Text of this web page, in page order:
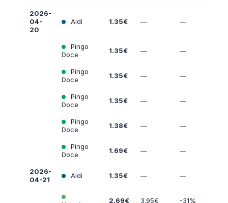
2026-
04-
20
Aldi 1.35€ — —
Pingo
Doce
1.35€ — —
Pingo
Doce
1.35€ — —
Pingo
Doce
1.35€ — —
Pingo
Doce
1.38€ — —
Pingo
Doce
1.69€ — —
2026-
04-21
Aldi 1.35€ — —
2.69€ 3.95€ -31%